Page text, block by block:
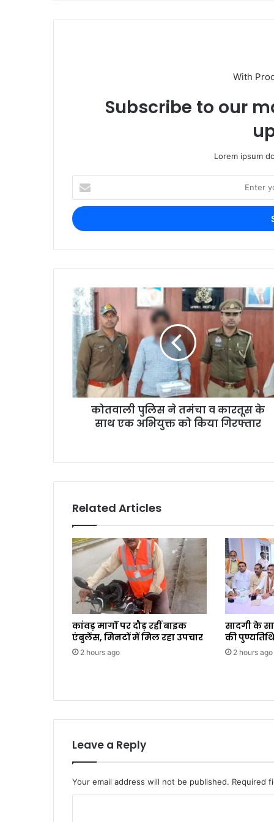
With
Subscribe to our
Lorem ipsum
कोतवाली पुलिस ने तमंचा व कारतूस के
साथ एक अभियुक्त को किया गिरफ्तार
Related Articles
कांवड़ मार्गों पर दौड़ रहीं बाइक
एंबुलेंस, मिनटों में मिल रहा उपचार
2 hours ago
सादगी के
की
2 hours ago
Leave a Reply
Your email address will not be published. Required